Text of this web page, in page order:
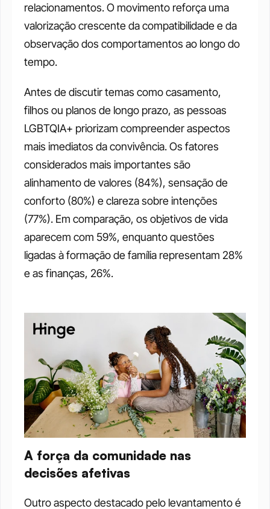
relacionamentos. O movimento reforça uma
valorização crescente da compatibilidade e da
observação dos comportamentos ao longo do
tempo.
Antes de discutir temas como casamento,
filhos ou planos de longo prazo, as pessoas
LGBTQIA+ priorizam compreender aspectos
mais imediatos da convivência. Os fatores
considerados mais importantes são
alinhamento de valores (84%), sensação de
conforto (80%) e clareza sobre intenções
(77%). Em comparação, os objetivos de vida
aparecem com 59%, enquanto questões
ligadas à formação de família representam 28%
e as finanças, 26%.
A força da comunidade nas
decisões afetivas
Outro aspecto destacado pelo levantamento é